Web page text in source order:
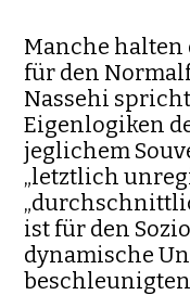
Manche halten
für den
Nassehi
Eigenlogiken
jeglichem
„letztlich
ist für den
dynamische